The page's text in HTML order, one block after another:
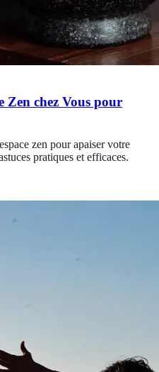
Zen chez Vous pour
zen pour apaiser votre
pratiques et efficaces.